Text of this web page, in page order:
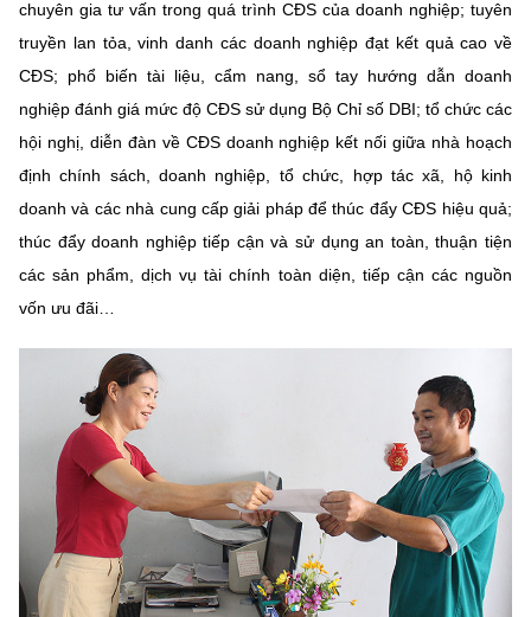
MINISTRY OF SCIENCE AND TECHNOLOGY
Điều khoản sử dụng Theo dõi MST: Góp ý
Cơ quan chủ quản: Bộ Khoa học và Công nghệ (MST)
Chịu trách nhiệm nội dung: Nguyễn Thị Hải Hằng
Địa chỉ: Ban Biên tập Cổng TTĐT - 18 Nguyễn Du, TP. Hà Nội
Điện thoại: 024 3936 9506
Email:
stc@mst.gov.vn
(Ghi rõ nguồn "https://mst.gov.vn" khi phát hành lại thông tin từ
website này)
chuyên gia tư vấn trong quá trình CĐS của doanh nghiệp; tuyên
truyền lan tỏa, vinh danh các doanh nghiệp đạt kết quả cao về
CĐS; phổ biến tài liệu, cẩm nang, sổ tay hướng dẫn doanh
nghiệp đánh giá mức độ CĐS sử dụng Bộ Chỉ số DBI; tổ chức các
hội nghị, diễn đàn về CĐS doanh nghiệp kết nối giữa nhà hoạch
định chính sách, doanh nghiệp, tổ chức, hợp tác xã, hộ kinh
doanh và các nhà cung cấp giải pháp để thúc đẩy CĐS hiệu quả;
thúc đẩy doanh nghiệp tiếp cận và sử dụng an toàn, thuận tiện
các sản phẩm, dịch vụ tài chính toàn diện, tiếp cận các nguồn
vốn ưu đãi…